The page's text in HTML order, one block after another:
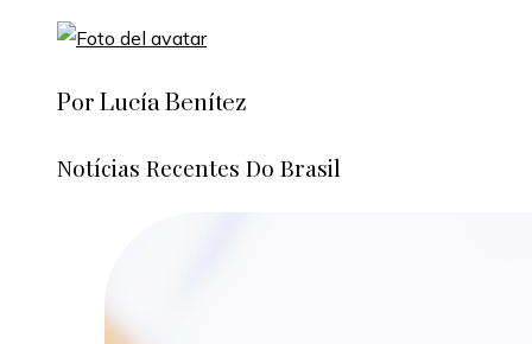
Por Lucía Benítez
Notícias Recentes Do Brasil